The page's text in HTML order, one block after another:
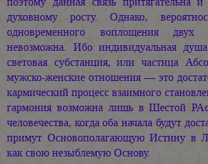
духовному росту. Однако,
одновременного воплощения
невозможна. Ибо индивидуальная
световая субстанция, или частица
мужско-женские отношения — это
кармический процесс взаимного
гармония возможна лишь в Шестой
человечества, когда оба начала будут
примут Основополагающую Истину в
как свою незыблемую Основу.